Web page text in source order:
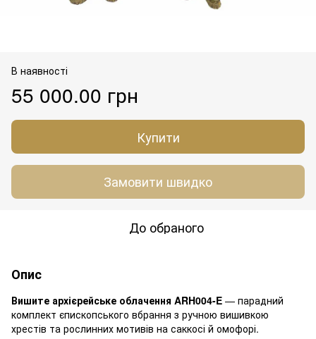
В наявності
55 000.00 грн
Купити
Замовити швидко
До обраного
Опис
Вишите архієрейське облачення ARH004-E — парадний
комплект єпископського вбрання з ручною вишивкою
хрестів та рослинних мотивів на саккосі й омофорі.